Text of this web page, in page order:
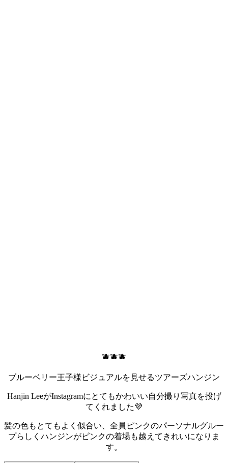
🫐🫐🫐
ブルーベリー王子様ビジュアルを見せるツアーズハンジン
Hanjin LeeがInstagramにとてもかわいい自分撮り写真を投げ
てくれました💜
髪の色もとてもよく似合い、全員ピンクのパーソナルグルー
プらしくハンジンがピンクの着場も越えてきれいになりま
す。